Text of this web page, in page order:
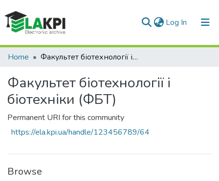
Log In (current)
Communities & Collections
All of DSpace
Statistics
Home Факультет біотехнології і біотехніки (ФБТ)
Факультет біотехнології і
біотехніки (ФБТ)
Permanent URI for this community
https://ela.kpi.ua/handle/123456789/64
Browse